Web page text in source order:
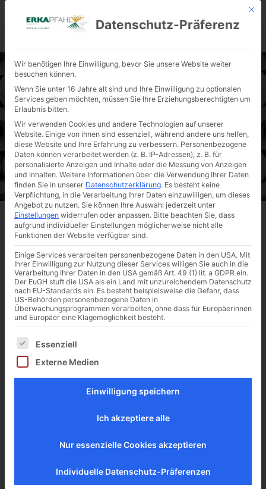
KONTAKT
VERFAHRENSBESCHREIBUNG
COMPUTERGESTEUERTE
GEBÄUDEHEBUNG
SYSTEMBESCHREIBUNG
Haben Bauwerke sich in Teilen oder als Ganzes schief
gestellt, wird eine Hebung erforderlich. Hierzu werden
zunächst Segmentpfähle unterhalb der Fundamente
vorgepresst. Sie dienen folgend als Widerlager für die
Hebung. Die hydraulischen Pressen werden zwischen
Fundament und Pfahlkopf belassen. Das von ERKA
Pfahl eingesetzte System ermöglicht ein sicheres,
kontrolliertes und genau steuerbares Anheben und
Absenken von Gebäudeteilen. Unsere
als auch wegegesteuert. Durch unser Fachpersonal
elektromechanisch mit der Zentraleinheit verbunden.
hochempfindliche Messeinrichtungen benutzt, welche
Gleichzeitig wird dokumentiert mit welchem Druck
Mit
Datenschutz-Präferenz
Wir benötigen Ihre Einwilligung, bevor Sie unsere Website weiter
besuchen können.
Wenn Sie unter 16 Jahre alt sind und Ihre Einwilligung zu optionalen
Services geben möchten, müssen Sie Ihre Erziehungsberechtigten um
Erlaubnis bitten.
Wir verwenden Cookies und andere Technologien auf unserer
Website. Einige von ihnen sind essenziell, während andere uns helfen,
diese Website und Ihre Erfahrung zu verbessern. Personenbezogene
Daten können verarbeitet werden (z. B. IP-Adressen), z. B. für
personalisierte Anzeigen und Inhalte oder die Messung von Anzeigen
und Inhalten. Weitere Informationen über die Verwendung Ihrer Daten
finden Sie in unserer Datenschutzerklärung. Es besteht keine
Verpflichtung, in die Verarbeitung Ihrer Daten einzuwilligen, um dieses
Angebot zu nutzen. Sie können Ihre Auswahl jederzeit unter
Einstellungen widerrufen oder anpassen. Bitte beachten Sie, dass
aufgrund individueller Einstellungen möglicherweise nicht alle
Funktionen der Website verfügbar sind.
Einige Services verarbeiten personenbezogene Daten in den USA. Mit
Ihrer Einwilligung zur Nutzung dieser Services willigen Sie auch in die
Verarbeitung Ihrer Daten in den USA gemäß Art. 49 (1) lit. a GDPR ein.
Der EuGH stuft die USA als ein Land mit unzureichendem Datenschutz
nach EU-Standards ein. Es besteht beispielsweise die Gefahr, dass
US-Behörden personenbezogene Daten in
Überwachungsprogrammen verarbeiten, ohne dass für Europäerinnen
und Europäer eine Klagemöglichkeit besteht.
Es folgt eine Liste der Service-Gruppen, für die eine
Essenziell
Externe Medien
Einwilligung speichern
Ich akzeptiere alle
Nur essenzielle Cookies akzeptieren
Individuelle Datenschutz-Präferenzen